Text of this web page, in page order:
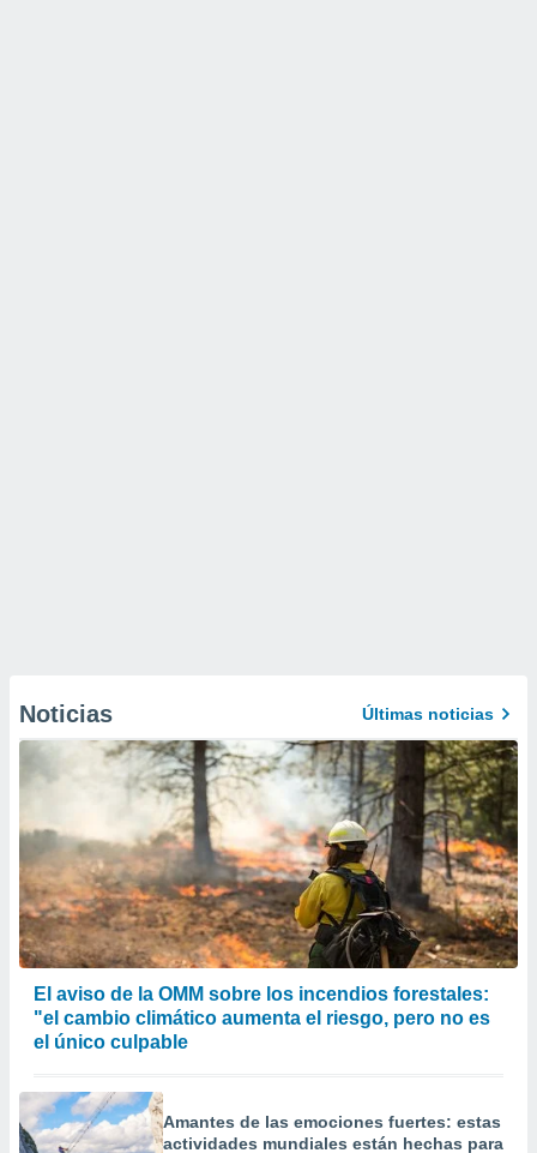
Noticias Últimas noticias
El aviso de la OMM sobre los incendios forestales:
"el cambio climático aumenta el riesgo, pero no es
el único culpable
Amantes de las emociones fuertes: estas
actividades mundiales están hechas para